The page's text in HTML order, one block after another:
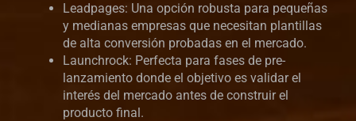
Leadpages: Una opción robusta para pequeñas
y medianas empresas que necesitan plantillas
de alta conversión probadas en el mercado.
Launchrock: Perfecta para fases de pre-
lanzamiento donde el objetivo es validar el
interés del mercado antes de construir el
producto final.